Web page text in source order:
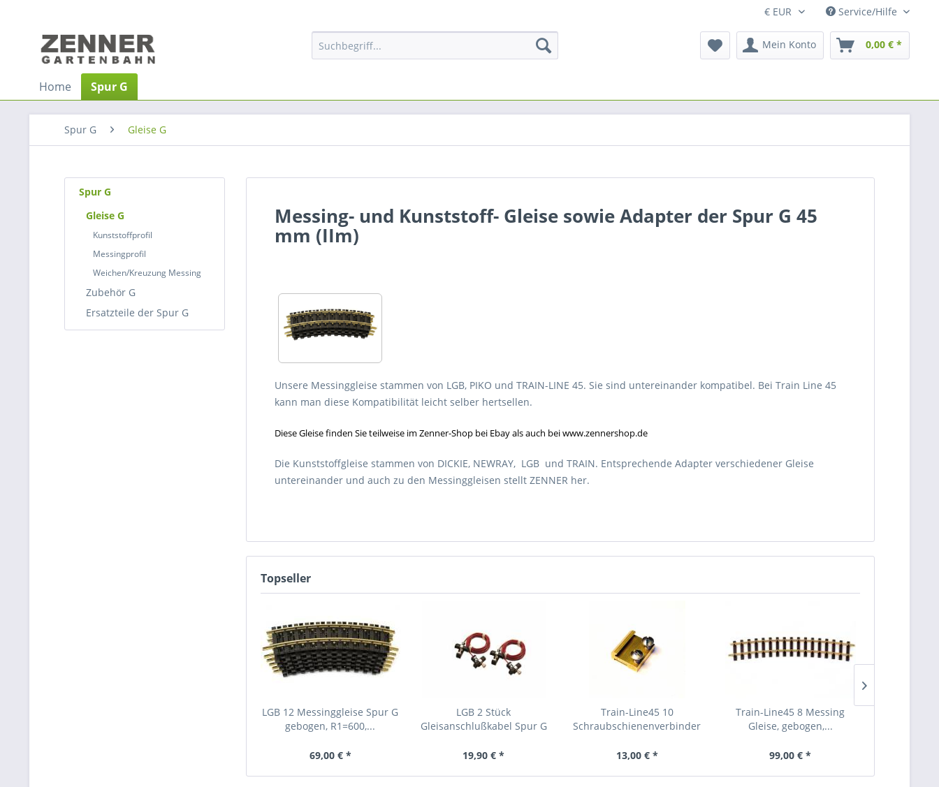
Service/Hilfe
Mein Konto 0,00 € *
Home Spur G
Spur G Gleise G
Spur G
Gleise G
Kunststoffprofil
Messingprofil
Weichen/Kreuzung Messing
Zubehör G
Ersatzteile der Spur G
Messing- und Kunststoff- Gleise sowie Adapter der Spur G 45
mm (IIm)
Unsere Messinggleise stammen von LGB, PIKO und TRAIN-LINE 45. Sie sind untereinander kompatibel. Bei Train Line 45
kann man diese Kompatibilität leicht selber hertsellen.
Diese Gleise finden Sie teilweise im Zenner-Shop bei Ebay als auch bei www.zennershop.de
Die Kunststoffgleise stammen von DICKIE, NEWRAY, LGB und TRAIN. Entsprechende Adapter verschiedener Gleise
untereinander und auch zu den Messinggleisen stellt ZENNER her.
Topseller
LGB 12 Messinggleise Spur G
gebogen, R1=600,...
69,00 € *
LGB 2 Stück
Gleisanschlußkabel Spur G
19,90 € *
Train-Line45 10
Schraubschienenverbinder
13,00 € *
Train-Line45 8 Messing
Gleise, gebogen,...
99,00 € *